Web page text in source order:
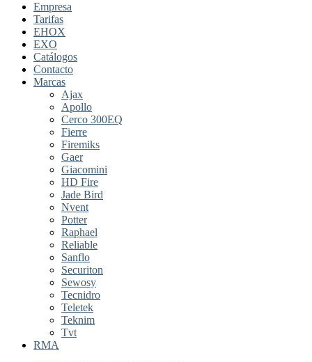
Empresa
Tarifas
EHOX
EXO
Catálogos
Contacto
Marcas
Ajax
Apollo
Cerco 300EQ
Fierre
Firemiks
Gaer
Giacomini
HD Fire
Jade Bird
Nvent
Potter
Raphael
Reliable
Sanflo
Securiton
Sewosy
Tecnidro
Teletek
Teknim
Tvt
RMA